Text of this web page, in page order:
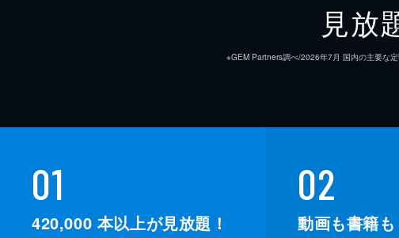
見放
※GEM Partners調べ/2026年7⽉ 国内の主要な
01
420,000 本以上が見放題！
02
動画も書籍も